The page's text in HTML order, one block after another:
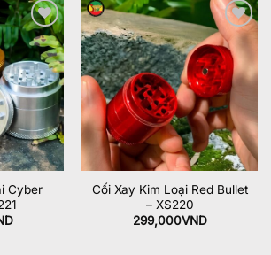
Add to
wishlist
Cyber
Add to
wishlist
Cối Xay Kim Loại Red Bullet
– XS220
299,000VND